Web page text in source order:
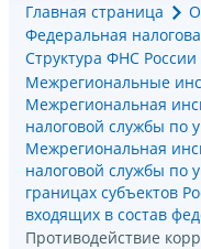
Главная страница
Федеральная
Структура ФНС России
Межрегиональные
Межрегиональная
налоговой службы по
Межрегиональная
налоговой службы по
границах субъектов
входящих в состав
Противодействие